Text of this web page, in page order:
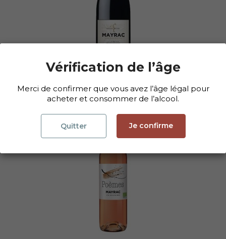
Savoir-Être Rouge 2021
10,00 €
favorite_border
Vérification de l’âge
Merci de confirmer que vous avez l’âge légal pour
acheter et consommer de l’alcool.
Quitter Je confirme